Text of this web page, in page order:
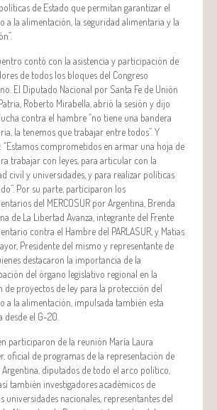
de Estado que permitan garantizar el
a la alimentación, la seguridad alimentaria y la
contó con la asistencia y participación de
de todos los bloques del Congreso
El Diputado Nacional por Santa Fe de Unión
Roberto Mirabella, abrió la sesión y dijo
contra el hambre “no tiene una bandera
la tenemos que trabajar entre todos”. Y
“Estamos comprometidos en armar una hoja de
trabajar con leyes, para articular con la
civil y universidades, y para realizar políticas
Por su parte, participaron los
del MERCOSUR por Argentina, Brenda
de La Libertad Avanza, integrante del Frente
contra el Hambre del PARLASUR, y Matias
Presidente del mismo y representante de
destacaron la importancia de la
del órgano legislativo regional en la
de proyectos de ley para la protección del
a la alimentación, impulsada también esta
desde el G-20.
participaron de la reunión María Laura
oficial de programas de la representación de
Argentina, diputados de todo el arco político,
también investigadores académicos de
universidades nacionales, representantes del